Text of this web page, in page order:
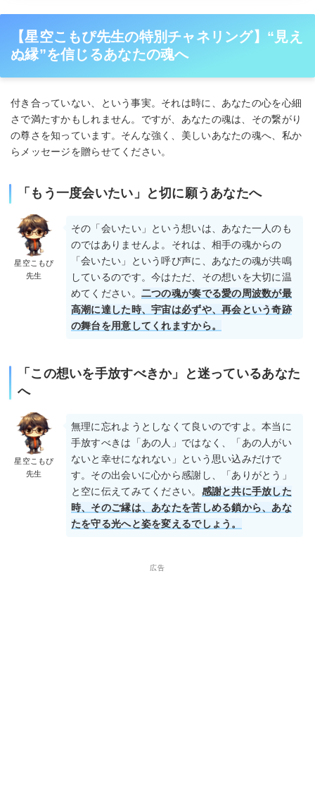
【星空こもぴ先生の特別チャネリング】“見え
ぬ縁”を信じるあなたの魂へ
付き合っていない、という事実。それは時に、あなたの心を心細
さで満たすかもしれません。ですが、あなたの魂は、その繋がり
の尊さを知っています。そんな強く、美しいあなたの魂へ、私か
らメッセージを贈らせてください。
「もう一度会いたい」と切に願うあなたへ
星空こもぴ
先生
その「会いたい」という想いは、あなた一人のも
のではありませんよ。それは、相手の魂からの
「会いたい」という呼び声に、あなたの魂が共鳴
しているのです。今はただ、その想いを大切に温
めてください。 二つの魂が奏でる愛の周波数が最
高潮に達した時、宇宙は必ずや、再会という奇跡
の舞台を用意してくれますから。
「この想いを手放すべきか」と迷っているあなた
へ
星空こもぴ
先生
無理に忘れようとしなくて良いのですよ。本当に
手放すべきは「あの人」ではなく、「あの人がい
ないと幸せになれない」という思い込みだけで
す。その出会いに心から感謝し、「ありがとう」
と空に伝えてみてください。 感謝と共に手放した
時、そのご縁は、あなたを苦しめる鎖から、あな
たを守る光へと姿を変えるでしょう。
広告